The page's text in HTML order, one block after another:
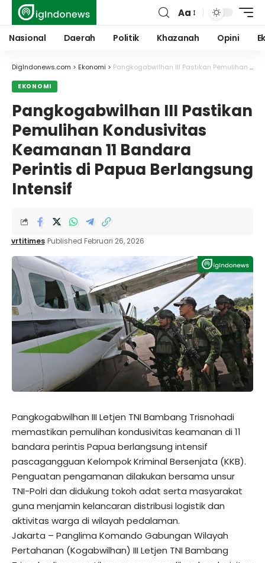
Font
Resizer
Aa
Nasional Daerah Politik Khazanah Opini
DigIndonews.com > Ekonomi > Pangkogabwilhan III Pastikan Pemulihan Kondusivitas Keamanan 11 Bandara Perintis di Papua Berlangsung Intensif
EKONOMI
Pangkogabwilhan III Pastikan
Pemulihan Kondusivitas
Keamanan 11 Bandara
Perintis di Papua Berlangsung
Intensif
vrtitimes Published Februari 26, 2026
Pangkogabwilhan III Letjen TNI Bambang Trisnohadi
memastikan pemulihan kondusivitas keamanan di 11
bandara perintis Papua berlangsung intensif
pascagangguan Kelompok Kriminal Bersenjata (KKB).
Penguatan pengamanan dilakukan bersama unsur
TNI-Polri dan didukung tokoh adat serta masyarakat
guna menjamin kelancaran distribusi logistik dan
aktivitas warga di wilayah pedalaman.
Jakarta – Panglima Komando Gabungan Wilayah
Pertahanan (Kogabwilhan) III Letjen TNI Bambang